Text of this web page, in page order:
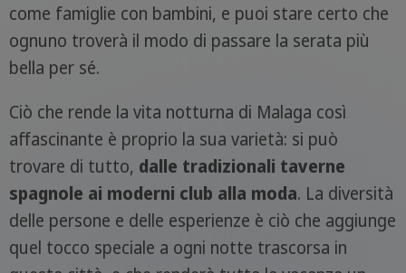
come famiglie con bambini, e puoi stare certo che
ognuno troverà il modo di passare la serata più
bella per sé.
Ciò che rende la vita notturna di Malaga così
affascinante è proprio la sua varietà: si può
trovare di tutto, dalle tradizionali taverne
spagnole ai moderni club alla moda. La diversità
delle persone e delle esperienze è ciò che aggiunge
quel tocco speciale a ogni notte trascorsa in